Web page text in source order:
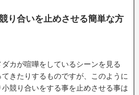
り合いを止めさせる簡単な方
カが喧嘩をしているシーンを見る
きたりするものですが、このように
小競り合いをする事を止めさせる事は